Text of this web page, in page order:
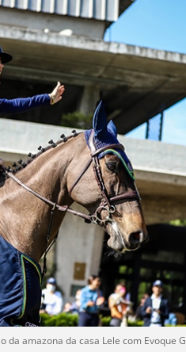
da amazona da casa Lele com Evoque G